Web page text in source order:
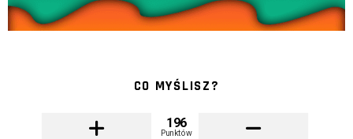
CO MYŚLISZ?
196
Punktów